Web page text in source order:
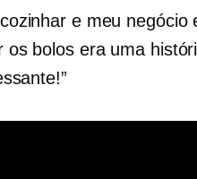
e meu
os bolos era uma